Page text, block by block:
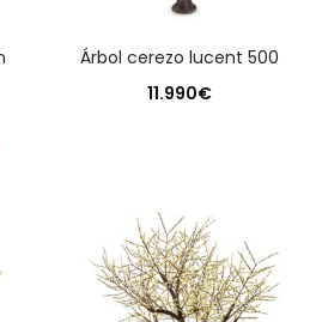
árbol cerezo lucent 500
11.990€